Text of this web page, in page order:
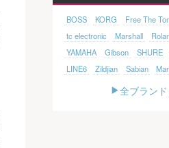
BOSS KORG Free The
tc electronic
Marshall
YAMAHA
Gibson SHURE
LINE6
Zildjian Sabian
全ブラン